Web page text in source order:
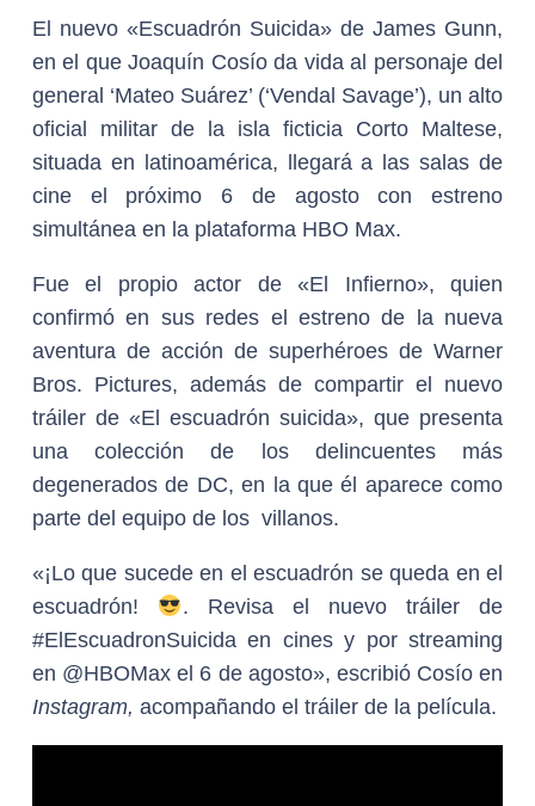
El nuevo «Escuadrón Suicida» de James Gunn,
en el que Joaquín Cosío da vida al personaje del
general ‘Mateo Suárez’ (‘Vendal Savage’), un alto
oficial militar de la isla ficticia Corto Maltese,
situada en latinoamérica, llegará a las salas de
cine el próximo 6 de agosto con estreno
simultánea en la plataforma HBO Max.
Fue el propio actor de «El Infierno», quien
confirmó en sus redes el estreno de la nueva
aventura de acción de superhéroes de Warner
Bros. Pictures, además de compartir el nuevo
tráiler de «El escuadrón suicida», que presenta
una colección de los delincuentes más
degenerados de DC, en la que él aparece como
parte del equipo de los villanos.
«¡Lo que sucede en el escuadrón se queda en el
escuadrón!
. Revisa el nuevo tráiler de
#ElEscuadronSuicida en cines y por streaming
en @HBOMax el 6 de agosto», escribió Cosío en
Instagram, acompañando el tráiler de la película.